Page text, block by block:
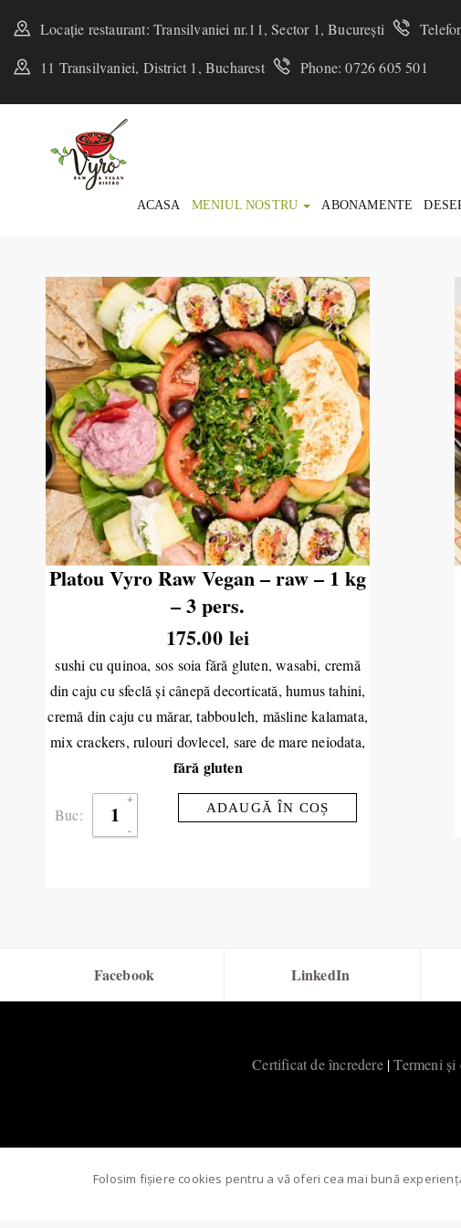
Locație restaurant: Transilvaniei nr.11, Sector 1, București
11 Transilvaniei, District 1, Bucharest
Phone: 0726 605 501
ACASA MENIUL NOSTRU ABONAMENTE
Platou Vyro Raw Vegan – raw – 1 kg
– 3 pers.
175.00lei
sushi cu quinoa, sos soia fără gluten, wasabi, cremă
din caju cu sfeclă şi cânepă decorticată, humus tahini,
cremă din caju cu mărar, tabbouleh, măsline kalamata,
mix crackers, rulouri dovlecel, sare de mare neiodata,
fără gluten
Buc: ADAUGĂ ÎN COȘ
Facebook LinkedIn
Certificat de încredere|Termeni
Folosim fișiere cookies pentru a vă oferi cea mai bună